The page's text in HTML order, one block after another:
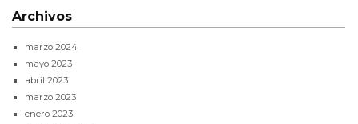
Archivos
marzo 2024
mayo 2023
abril 2023
marzo 2023
enero 2023